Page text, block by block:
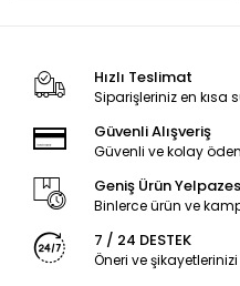
Hızlı Teslimat
Siparişleriniz en kısa
Güvenli Alışveriş
Güvenli ve kolay
Geniş Ürün
Binlerce ürün ve
7 / 24 DESTEK
Öneri ve